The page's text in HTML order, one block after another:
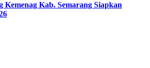
Kemenag Kab. Semarang Siapkan